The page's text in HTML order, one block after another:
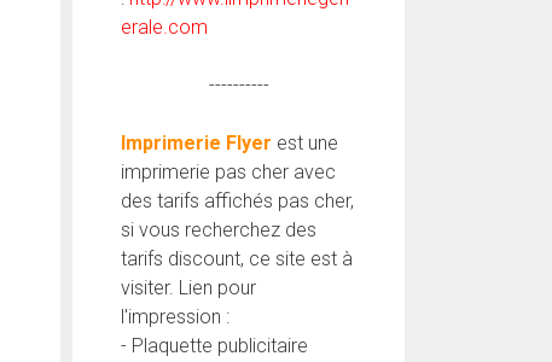
erale.com
----------
Imprimerie Flyer est une
imprimerie pas cher avec
des tarifs affichés pas cher,
si vous recherchez des
tarifs discount, ce site est à
visiter. Lien pour
l'impression :
- Plaquette publicitaire